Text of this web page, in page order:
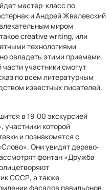
мастер-класс по
и Андрей Жвалевский
миром
creative writing, или
технологиями
овладеть этими приемами.
участники смогут
по всем литературным
известных писателей.
в 19:00 экскурсией
участники которой
и познакомятся с
Они увидят дерево-
фонтан «Дружба
СССР, а также
фасадов павильонов.